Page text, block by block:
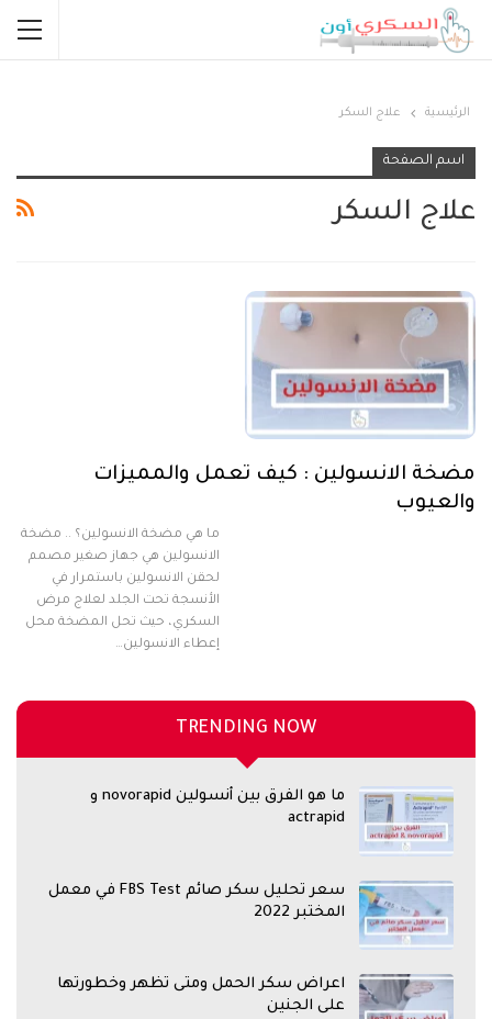
الرئيسية علاج السكر
اسم الصفحة
علاج السكر
مضخة الانسولين : كيف تعمل والمميزات
والعيوب
ما هي مضخة الانسولين؟ .. مضخة
الانسولين هي جهاز صغير مصمم
لحقن الانسولين باستمرار في
الأنسجة تحت الجلد لعلاج مرض
السكري، حيث تحل المضخة محل
إعطاء الانسولين…
TRENDING NOW
ما هو الفرق بين أنسولين novorapid و
actrapid
سعر تحليل سكر صائم FBS Test في معمل
المختبر 2022
اعراض سكر الحمل ومتى تظهر وخطورتها
على الجنين